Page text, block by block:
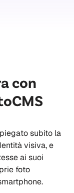
con
subito la
visiva, e
ai suoi
foto